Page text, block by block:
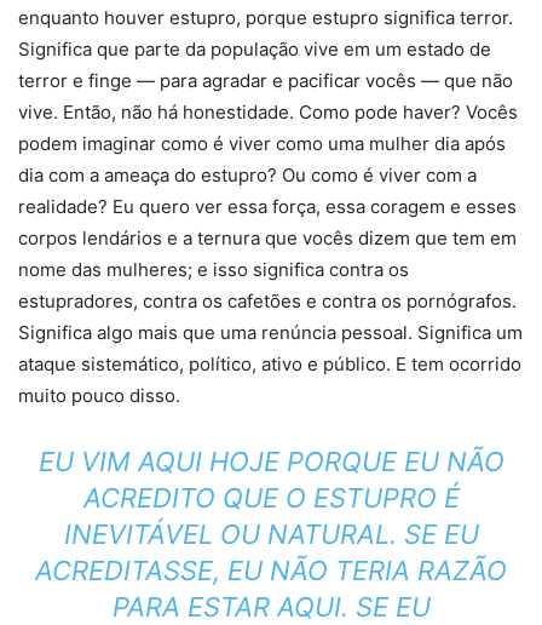
enquanto houver estupro, porque estupro significa terror.
Significa que parte da população vive em um estado de
terror e finge — para agradar e pacificar vocês — que não
vive. Então, não há honestidade. Como pode haver? Vocês
podem imaginar como é viver como uma mulher dia após
dia com a ameaça do estupro? Ou como é viver com a
realidade? Eu quero ver essa força, essa coragem e esses
corpos lendários e a ternura que vocês dizem que tem em
nome das mulheres; e isso significa contra os
estupradores, contra os cafetões e contra os pornógrafos.
Significa algo mais que uma renúncia pessoal. Significa um
ataque sistemático, político, ativo e público. E tem ocorrido
muito pouco disso.
EU VIM AQUI HOJE PORQUE EU NÃO
ACREDITO QUE O ESTUPRO É
INEVITÁVEL OU NATURAL. SE EU
ACREDITASSE, EU NÃO TERIA RAZÃO
PARA ESTAR AQUI. SE EU